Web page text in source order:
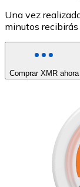
Una vez
minutos
Comprar XMR ahora